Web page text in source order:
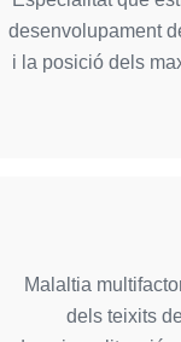
desenvolupament
i la posició dels
Malaltia
dels teixits